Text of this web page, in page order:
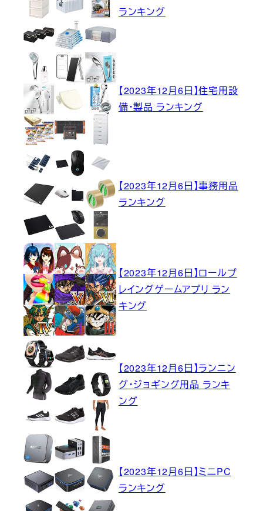
ランキング
【2023年12月6日】住宅用設
備・製品 ランキング
【2023年12月6日】事務用品
ランキング
【2023年12月6日】ロールプ
レイングゲームアプリ ラン
キング
【2023年12月6日】ランニン
グ・ジョギング用品 ランキ
ング
【2023年12月6日】ミニPC
ランキング